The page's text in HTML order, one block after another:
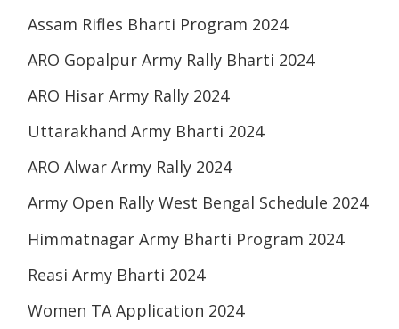
Assam Rifles Bharti Program 2024
ARO Gopalpur Army Rally Bharti 2024
ARO Hisar Army Rally 2024
Uttarakhand Army Bharti 2024
ARO Alwar Army Rally 2024
Army Open Rally West Bengal Schedule 2024
Himmatnagar Army Bharti Program 2024
Reasi Army Bharti 2024
Women TA Application 2024